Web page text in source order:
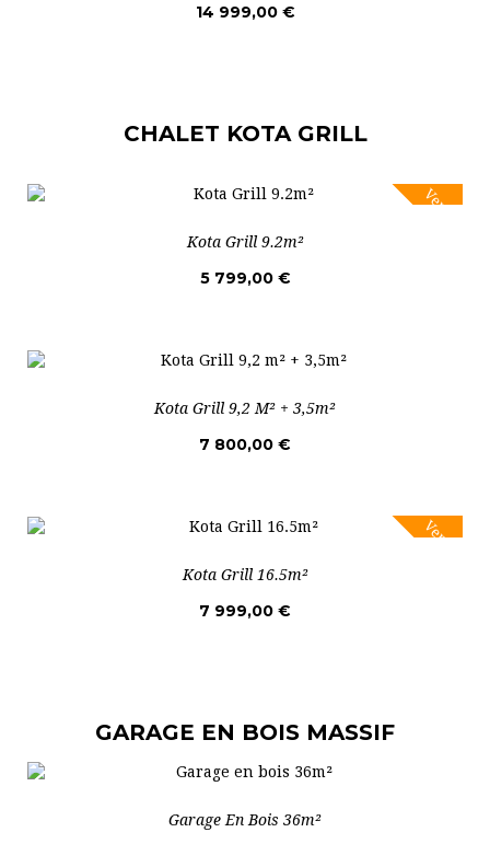
14 999,00 €
CHALET KOTA GRILL
Vente!
Kota Grill 9.2m²
5 799,00 €
Kota Grill 9,2 M² + 3,5m²
7 800,00 €
Vente!
Kota Grill 16.5m²
7 999,00 €
GARAGE EN BOIS MASSIF
Garage En Bois 36m²